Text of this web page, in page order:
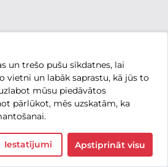
un trešo pušu sīkdatnes, lai
vietni un labāk saprastu, kā jūs to
mūsu piedāvātos
pārlūkot, mēs uzskatām, ka
Iestatījumi Apstiprināt visu